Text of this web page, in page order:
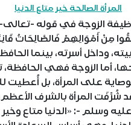
المرأة الصالحة خير متاع الدنيا
الزوجة في قوله -تعالى-
مِنْ أَمْوَالِهِمْ فَالصَّالِحَاتُ
في بيته، وداخل أسرته، بينما
أما الزوجة فهي
على المرأة، بل أُعطيت
شُرِّفَت المرأة بالشرف
وسلم -: «الدنيا متاع وخير